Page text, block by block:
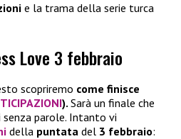
e la trama della serie turca
Love 3 febbraio
scopriremo come finisce
). Sarà un finale che
parole. Intanto vi
della puntata del 3 febbraio: